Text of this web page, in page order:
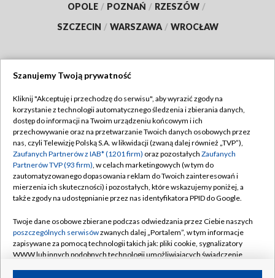
OPOLE / POZNAŃ / RZESZÓW /
SZCZECIN / WARSZAWA / WROCŁAW
TVP
Abonament TVP
Emisja w TVP
Centrum informacji TVP
Naziemna Telewizja Cyfrowa
Rada Programowa
System NOS
Informacje o nadawcy
Regulamin TVP
Polityka prywatności
Moje zgody
Pomoc
Kontakt
Kanały
Szanujemy Twoją prywatność
Kliknij "Akceptuję i przechodzę do serwisu", aby wyrazić zgody na
korzystanie z technologii automatycznego śledzenia i zbierania danych,
dostęp do informacji na Twoim urządzeniu końcowym i ich
przechowywanie oraz na przetwarzanie Twoich danych osobowych przez
nas, czyli Telewizję Polską S.A. w likwidacji (zwaną dalej również „TVP”),
Zaufanych Partnerów z IAB* (1201 firm) oraz pozostałych Zaufanych
Partnerów TVP (93 firm), w celach marketingowych (w tym do
zautomatyzowanego dopasowania reklam do Twoich zainteresowań i
mierzenia ich skuteczności) i pozostałych, które wskazujemy poniżej, a
także zgody na udostępnianie przez nas identyfikatora PPID do Google.
Twoje dane osobowe zbierane podczas odwiedzania przez Ciebie naszych
poszczególnych serwisówzwanych dalej „Portalem”, w tym informacje
zapisywane za pomocą technologii takich jak: pliki cookie, sygnalizatory
WWW lub innych podobnych technologii umożliwiających świadczenie